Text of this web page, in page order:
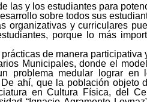
las y los estudiantes para
sobre todos sus
organizativas y curriculares
porque lo más
de manera participativa
Municipales, donde el
problema medular lograr en
ahí, que la población objeto
en Cultura Física, del